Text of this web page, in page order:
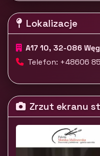
Lokalizacje
A17 10, 32-086
Telefon: +48606
Zrzut ekranu